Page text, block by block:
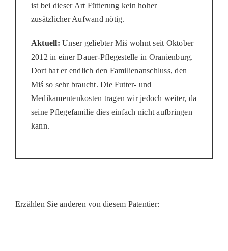
ist bei dieser Art Fütterung kein hoher
zusätzlicher Aufwand nötig.
Aktuell: Unser geliebter Miś wohnt seit Oktober
2012 in einer Dauer-Pflegestelle in Oranienburg.
Dort hat er endlich den Familienanschluss, den
Miś so sehr braucht. Die Futter- und
Medikamentenkosten tragen wir jedoch weiter, da
seine Pflegefamilie dies einfach nicht aufbringen
kann.
Erzählen Sie anderen von diesem Patentier: